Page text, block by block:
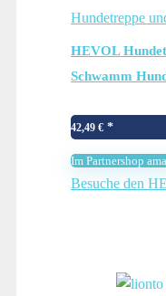
Hundetreppe
HEVOL
Schwamm
Waschbarer
Fusselrollen
42,49 €
Im Partnershop
Besuche den